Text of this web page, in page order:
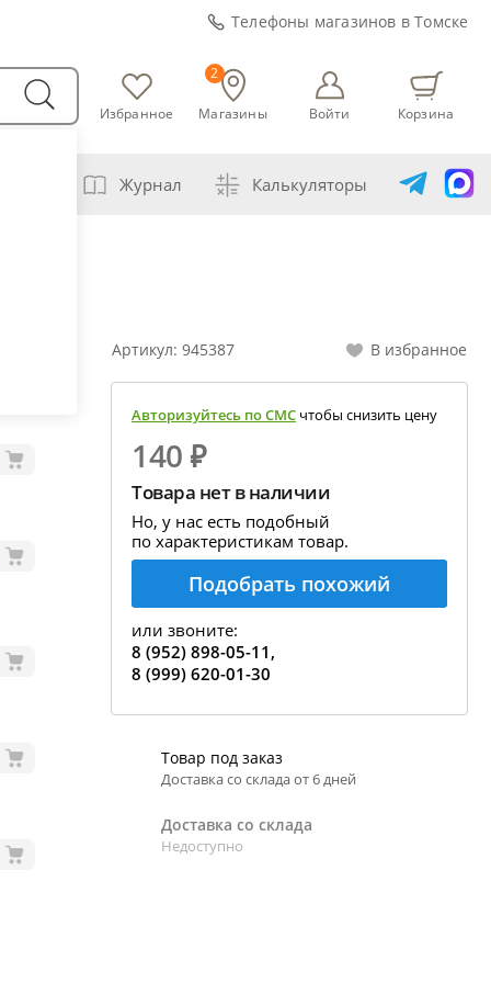
Телефоны магазинов в Томске
Избранное Магазины
2
Войти Корзина
Журнал Калькуляторы
перегонка спирта-сырца
абсолютного спирта и отбора голов
показаний ареометра
и испарение сусла
алкоголя в пиве
В избранное
Артикул: 945387
Авторизуйтесь по СМС чтобы снизить цену
140 ₽
Товара нет в наличии
Но, у нас есть подобный
по характеристикам товар.
Подобрать похожий
или звоните:
8 (952) 898-05-11,
8 (999) 620-01-30
Товар под заказ
Доставка со склада от 6 дней
Доставка со склада
Недоступно